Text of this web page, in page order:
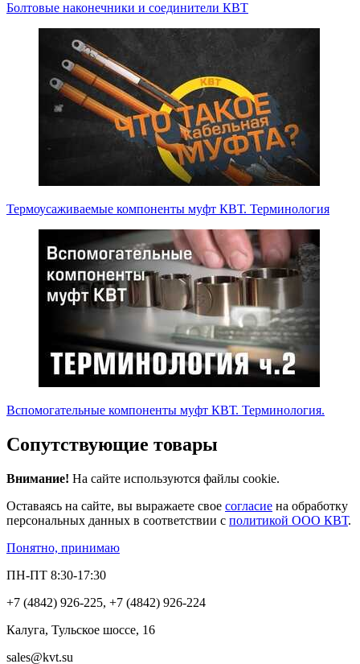
Болтовые наконечники и соединители КВТ
Термоусаживаемые компоненты муфт КВТ. Терминология
Вспомогательные компоненты муфт КВТ. Терминология.
Сопутствующие товары
Внимание! На сайте используются файлы cookie.
Оставаясь на сайте, вы выражаете свое согласие на обработку
персональных данных в соответствии с политикой ООО КВТ.
Понятно, принимаю
ПН-ПТ 8:30-17:30
+7 (4842) 926-225, +7 (4842) 926-224
Калуга, Тульское шоссе, 16
sales@kvt.su